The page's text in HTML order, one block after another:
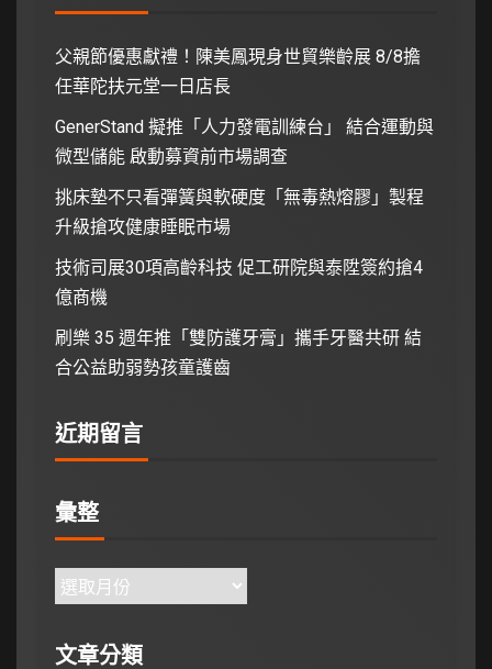
父親節優惠獻禮！陳美鳳現身世貿樂齡展 8/8擔
任華陀扶元堂一日店長
GenerStand 擬推「人力發電訓練台」 結合運動與
微型儲能 啟動募資前市場調查
挑床墊不只看彈簧與軟硬度「無毒熱熔膠」製程
升級搶攻健康睡眠市場
技術司展30項高齡科技 促工研院與泰陞簽約搶4
億商機
刷樂 35 週年推「雙防護牙膏」攜手牙醫共研 結
合公益助弱勢孩童護齒
近期留言
彙整
文章分類